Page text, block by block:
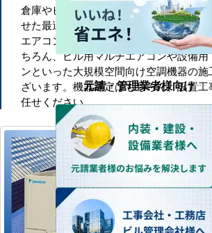
倉庫やビル・工場といった大規模空間
せた最適な空調設備が必要です。
エアコンセンターACでは、一般的な業
ちろん、ビル用マルチエアコンや設備用
ンといった大規模空間向け空調機器の
ざいます。機器選定はもちろん、設置
任せください。
元請・管理業者様向け